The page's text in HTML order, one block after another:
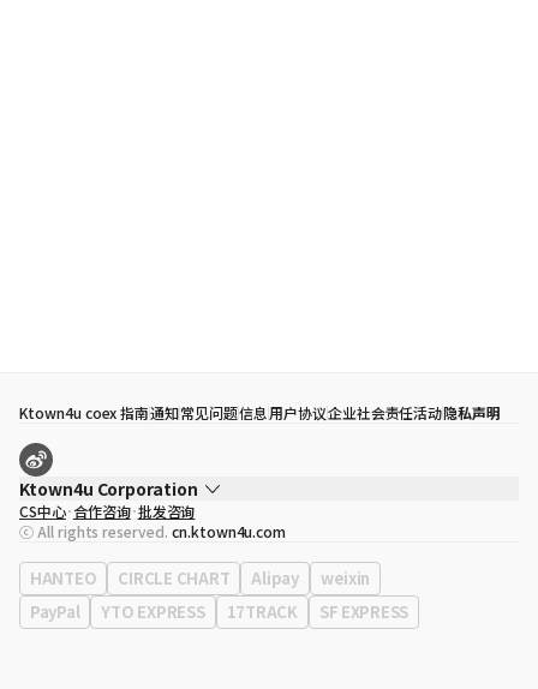
Ktown4u coex 指南通知常见问题信息用户协议企业社会责任活动隐私声明
Ktown4u Corporation
代表
宋効珉
营业执照 120-87-71116
公司地址 首尔特别市 江南区 岭东大路 513号 3楼 （三成洞， coex)
CS中心 合作咨询 批发咨询
ⓒ All rights reserved. cn.ktown4u.com
HANTEO CIRCLE CHART Alipay
weixin
PayPal
YTO EXPRESS 17TRACK SF EXPRESS